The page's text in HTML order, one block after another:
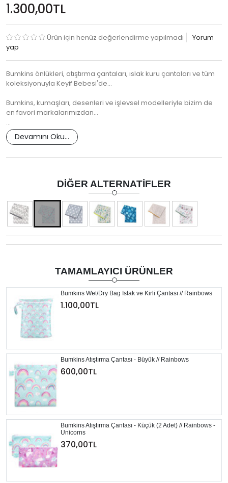
1.300,00TL
Ürün için henüz değerlendirme yapılmadı
Yorum
yap
Bumkins önlükleri, atıştırma çantaları, ıslak kuru çantaları ve tüm
koleksiyonuyla Keyif Bebesi'de...
Bumkins, kumaşları, desenleri ve işlevsel modelleriyle bizim de
en favori markalarımızdan...
…
Devamını Oku...
DIĞER ALTERNATIFLER
TAMAMLAYICI ÜRÜNLER
Bumkins Wet/Dry Bag Islak ve Kirli Çantası // Rainbows
1.100,00TL
Bumkins Atıştırma Çantası - Büyük // Rainbows
600,00TL
Bumkins Atıştırma Çantası - Küçük (2 Adet) // Rainbows -
Unicorns
370,00TL